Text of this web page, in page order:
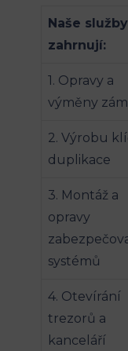
Naše služby
zahrnují:
1. Opravy a
výměny
2. Výrobu
duplikace
3. Montáž a
opravy
systémů
4. Otevírání
trezorů a
kanceláří